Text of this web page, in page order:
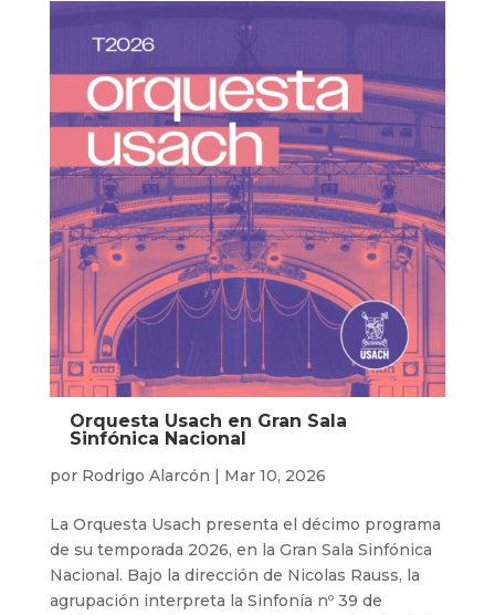
Orquesta Usach en Gran Sala
Sinfónica Nacional
por Rodrigo Alarcón Mar 10, 2026
La Orquesta Usach presenta el décimo programa
de su temporada 2026, en la Gran Sala Sinfónica
Nacional. Bajo la dirección de Nicolas Rauss, la
agrupación interpreta la Sinfonía nº 39 de